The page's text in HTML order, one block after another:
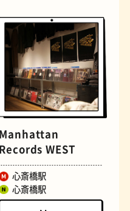
おにぎり
Manhattan
Records WEST
心斎橋駅
心斎橋駅